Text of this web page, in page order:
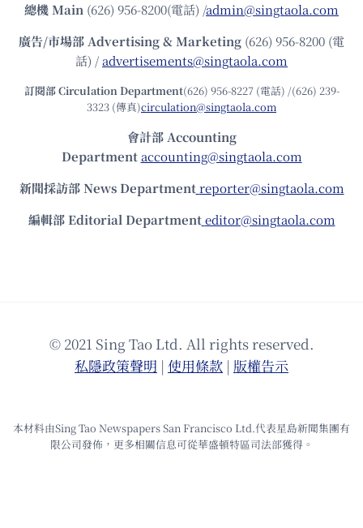
總機Main (626) 956-8200(電話) /admin@singtaola.com
廣告/市場部Advertising & Marketing (626) 956-8200 (電
話) /advertisements@singtaola.com
訂閱部 Circulation Department(626) 956-8227 (電話) /(626) 239-
3323 (傳真)circulation@singtaola.com
會計部 Accounting
Department accounting@singtaola.com
新聞採訪部 News Department reporter@singtaola.com
編輯部 Editorial Department editor@singtaola.com
© 2021 Sing Tao Ltd. All rights reserved.
私隱政策聲明 | 使⽤條款 | 版權告⽰
本材料由Sing Tao Newspapers San Francisco Ltd.代表星島新聞集團有
限公司發佈，更多相關信息可從華盛頓特區司法部獲得。